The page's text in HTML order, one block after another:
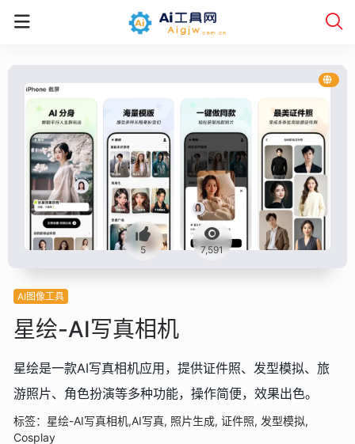
5 7,591
AI图像工具
星绘-AI写真相机
星绘是一款AI写真相机应用，提供证件照、发型模拟、旅
游照片、角色扮演等多种功能，操作简便，效果出色。
标签： 星绘-AI写真相机,AI写真, 照片生成, 证件照, 发型模拟,
Cosplay